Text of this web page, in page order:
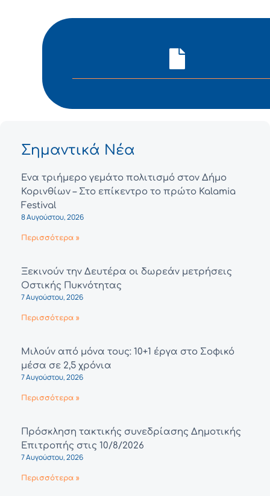
Σημαντικά Νέα
Ένα τριήμερο γεμάτο πολιτισμό στον Δήμο
Κορινθίων – Στο επίκεντρο το πρώτο Kalamia
Festival
8 Αυγούστου, 2026
Περισσότερα »
Ξεκινούν την Δευτέρα οι δωρεάν μετρήσεις
Οστικής Πυκνότητας
7 Αυγούστου, 2026
Περισσότερα »
Μιλούν από μόνα τους: 10+1 έργα στο Σοφικό
μέσα σε 2,5 χρόνια
7 Αυγούστου, 2026
Περισσότερα »
Πρόσκληση τακτικής συνεδρίασης Δημοτικής
Επιτροπής στις 10/8/2026
7 Αυγούστου, 2026
Περισσότερα »